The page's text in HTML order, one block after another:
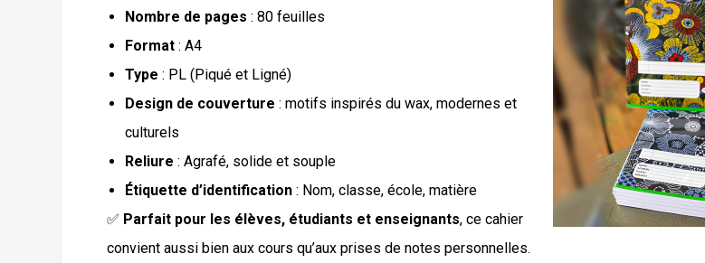
Nombre de pages : 80 feuilles
Format : A4
Type : PL (Piqué et Ligné)
Design de couverture : motifs inspirés du wax, modernes et
culturels
Reliure : Agrafé, solide et souple
Étiquette d’identification : Nom, classe, école, matière
✅ Parfait pour les élèves, étudiants et enseignants, ce cahier
convient aussi bien aux cours qu’aux prises de notes personnelles.